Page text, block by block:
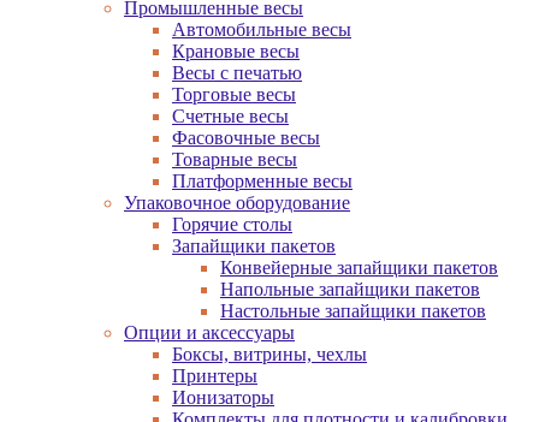
Промышленные весы
Автомобильные весы
Крановые весы
Весы с печатью
Торговые весы
Счетные весы
Фасовочные весы
Товарные весы
Платформенные весы
Упаковочное оборудование
Горячие столы
Запайщики пакетов
Конвейерные запайщики пакетов
Напольные запайщики пакетов
Настольные запайщики пакетов
Опции и аксессуары
Боксы, витрины, чехлы
Принтеры
Ионизаторы